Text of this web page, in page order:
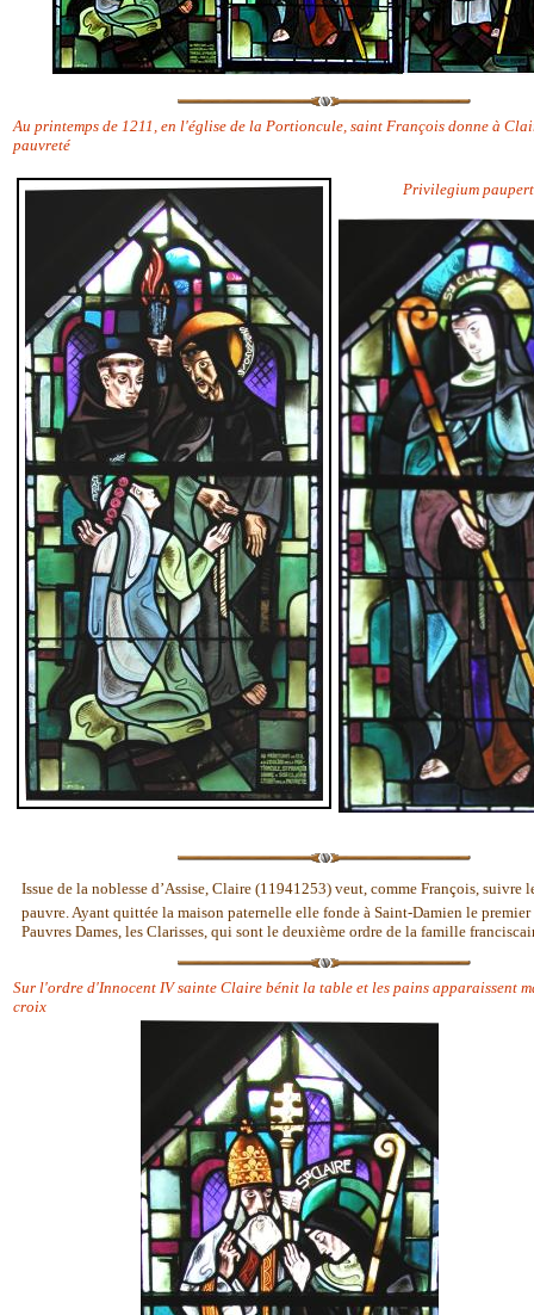
Au printemps de 1211, en l'église de la Portioncule, saint François donne à
pauvreté
Privilegium
Issue de la noblesse d’Assise, Claire (11941253) veut, comme François, suivre
pauvre. Ayant quittée la maison paternelle elle fonde à Saint-Damien le premier
Pauvres Dames, les Clarisses, qui sont le deuxième ordre de la famille
Sur l'ordre d'Innocent IV sainte Claire bénit la table et les pains apparaissent
croix